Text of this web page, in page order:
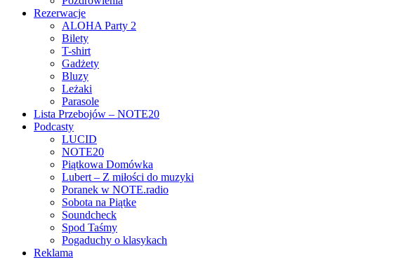
Rezerwacje
ALOHA Party 2
Bilety
T-shirt
Gadżety
Bluzy
Leżaki
Parasole
Lista Przebojów – NOTE20
Podcasty
LUCID
NOTE20
Piątkowa Domówka
Lubert – Z miłości do muzyki
Poranek w NOTE.radio
Sobota na Piątke
Soundcheck
Spod Taśmy
Pogaduchy o klasykach
Reklama